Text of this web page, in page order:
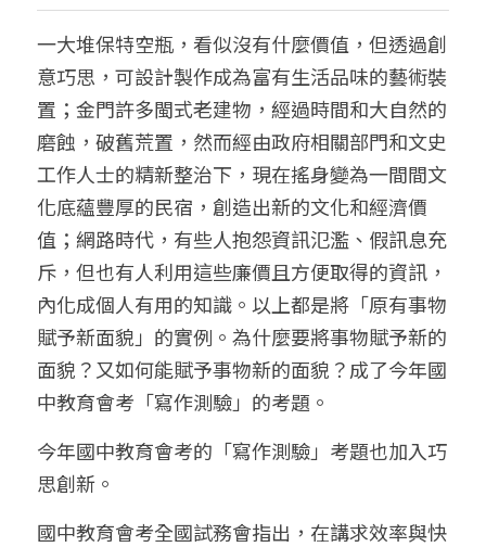
綜合生活
人物報導
國際財經
訂閱電子報
FAQ
一大堆保特空瓶，看似沒有什麼價值，但透過創
意巧思，可設計製作成為富有生活品味的藝術裝
置；金門許多閩式老建物，經過時間和大自然的
磨蝕，破舊荒置，然而經由政府相關部門和文史
工作人士的精新整治下，現在搖身變為一間間文
化底蘊豐厚的民宿，創造出新的文化和經濟價
值；網路時代，有些人抱怨資訊氾濫、假訊息充
斥，但也有人利用這些廉價且方便取得的資訊，
內化成個人有用的知識。以上都是將「原有事物
賦予新面貌」的實例。為什麼要將事物賦予新的
面貌？又如何能賦予事物新的面貌？成了今年國
中教育會考「寫作測驗」的考題。
今年國中教育會考的「寫作測驗」考題也加入巧
思創新。
國中教育會考全國試務會指出，在講求效率與快